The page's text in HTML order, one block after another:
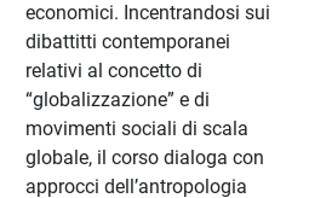
economici. Incentrandosi sui
dibattitti contemporanei
relativi al concetto di
“globalizzazione” e di
movimenti sociali di scala
globale, il corso dialoga con
approcci dell’antropologia